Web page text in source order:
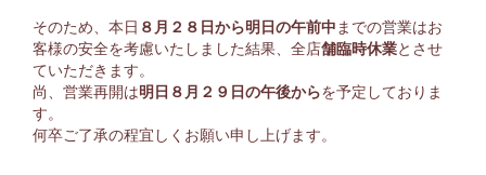
そのため、本日 ８月２８日から明日の午前中までの営業はお
客様の安全を考慮いたしました結果、全店舗臨時休業とさせ
ていただきます。
尚、営業再開は明日８月２９日の午後からを予定しておりま
す。
何卒ご了承の程宜しくお願い申し上げます。
求人採用情報
お問い合わせ
リンク集
サイトマップ